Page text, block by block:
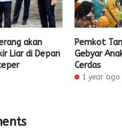
akan
Liar di Depan
Pemkot
Gebyar
Cerdas
1 year ago